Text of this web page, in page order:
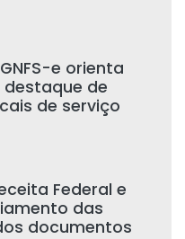
e orienta
de
de serviço
Federal e
das
documentos